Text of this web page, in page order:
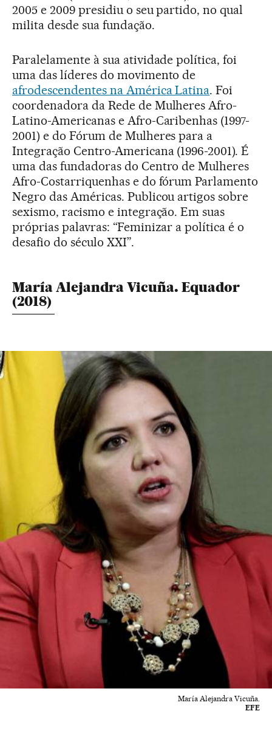
2005 e 2009 presidiu o seu partido, no qual
milita desde sua fundação.
Paralelamente à sua atividade política, foi
uma das líderes do movimento de
afrodescendentes na América Latina. Foi
coordenadora da Rede de Mulheres Afro-
Latino-Americanas e Afro-Caribenhas (1997-
2001) e do Fórum de Mulheres para a
Integração Centro-Americana (1996-2001). É
uma das fundadoras do Centro de Mulheres
Afro-Costarriquenhas e do fórum Parlamento
Negro das Américas. Publicou artigos sobre
sexismo, racismo e integração. Em suas
próprias palavras: “Feminizar a política é o
desafio do século XXI”.
María Alejandra Vicuña. Equador
(2018)
María Alejandra Vicuña.
EFE